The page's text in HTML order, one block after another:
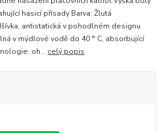
hasicí přísady Barva: Žlutá
antistatická v pohodlném designu
v mýdlové vodě do 40 ° C, absorbující
oh... celý popis